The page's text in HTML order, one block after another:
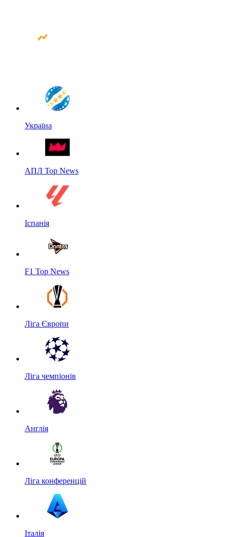
Україна
АПЛ Top News
Іспанія
F1 Top News
Ліга Європи
Ліга чемпіонів
Англія
Ліга конференцій
Італія